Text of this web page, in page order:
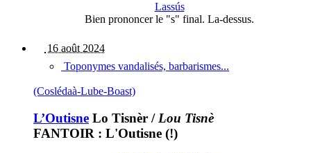
Lassús
Bien prononcer le "s" final. La-dessus.
16 août 2024
Toponymes vandalisés, barbarismes...
(Coslédaà-Lube-Boast)
L’Outisne Lo Tisnèr / Lou Tisnè
FANTOIR : L'Outisne (!)